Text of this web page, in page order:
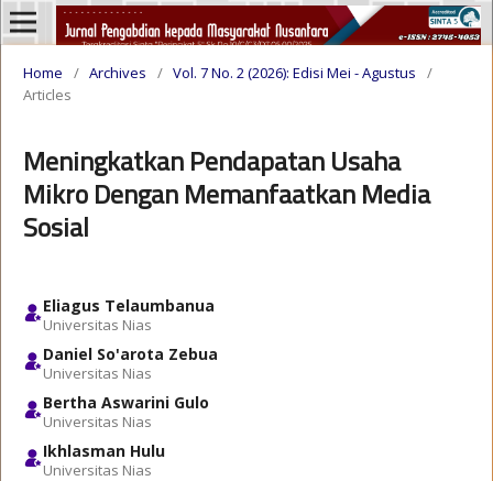
Home / Archives / Vol. 7 No. 2 (2026): Edisi Mei - Agustus
/
Articles
Meningkatkan Pendapatan Usaha
Mikro Dengan Memanfaatkan Media
Sosial
Eliagus Telaumbanua
Universitas Nias
Daniel So'arota Zebua
Universitas Nias
Bertha Aswarini Gulo
Universitas Nias
Ikhlasman Hulu
Universitas Nias